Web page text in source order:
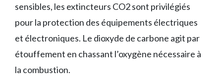
sensibles, les extincteurs CO2 sont privilégiés
pour la protection des équipements électriques
et électroniques. Le dioxyde de carbone agit par
étouffement en chassant l’oxygène nécessaire à
la combustion.